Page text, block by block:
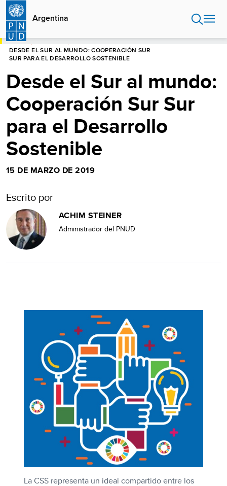
Pasar
contenido
principal
Argentina
HOME
DESDE EL SUR AL MUNDO: COOPERACIÓN SUR
SUR PARA EL DESARROLLO SOSTENIBLE
Desde el Sur al mundo:
Cooperación Sur Sur
para el Desarrollo
Sostenible
15 DE MARZO DE 2019
Escrito por
ACHIM STEINER
Administrador del PNUD
La CSS representa un ideal compartido entre los